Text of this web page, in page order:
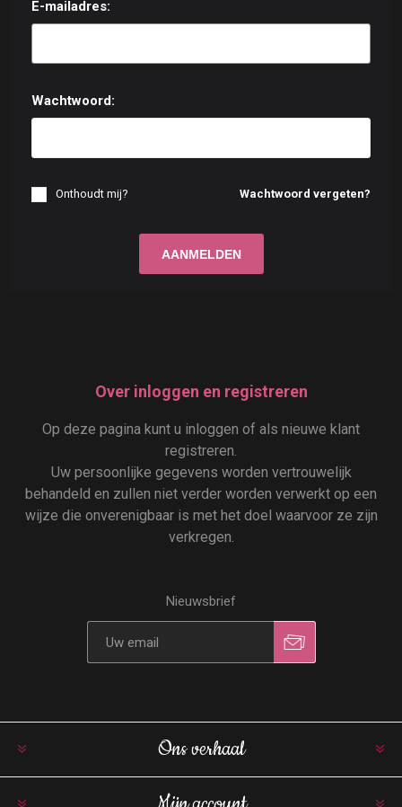
E-mailadres:
Wachtwoord:
Wachtwoord vergeten?
Onthoudt mij?
Over inloggen en registreren
Op deze pagina kunt u inloggen of als nieuwe klant
registreren.
Uw persoonlijke gegevens worden vertrouwelijk
behandeld en zullen niet verder worden verwerkt op een
wijze die onverenigbaar is met het doel waarvoor ze zijn
verkregen.
Nieuwsbrief
Ons verhaal